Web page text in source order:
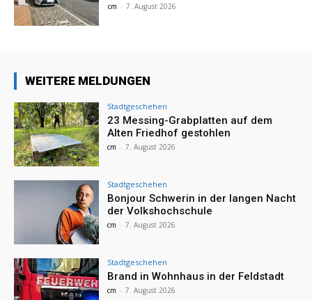
cm - 7. August 2026
WEITERE MELDUNGEN
Stadtgeschehen
23 Messing-Grabplatten auf dem
Alten Friedhof gestohlen
cm - 7. August 2026
Stadtgeschehen
Bonjour Schwerin in der langen Nacht
der Volkshochschule
cm - 7. August 2026
Stadtgeschehen
Brand in Wohnhaus in der Feldstadt
cm - 7. August 2026